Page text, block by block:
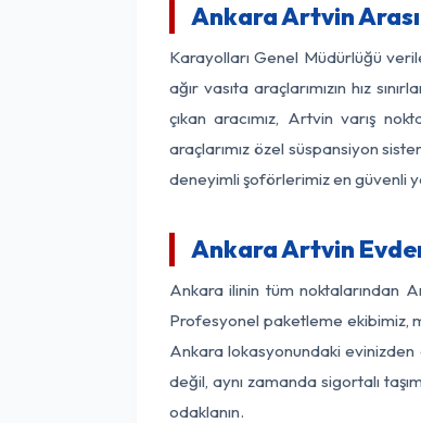
Ankara Artvin Arası
Karayolları Genel Müdürlüğü
ağır vasıta araçlarımızın hız
çıkan aracımız, Artvin varış
araçlarımız özel süspansiyon
deneyimli şoförlerimiz en güvenli
Ankara Artvin
Ankara ilinin tüm noktalarından
Profesyonel paketleme ekibimiz,
Ankara lokasyonundaki
değil, aynı zamanda sigortalı
odaklanın.